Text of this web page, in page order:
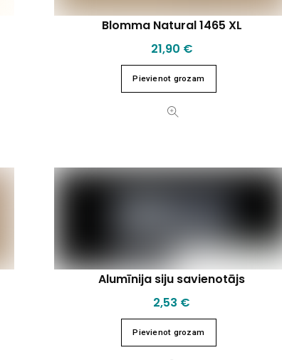
Blomma Natural 1465 XL
21,90 €
Pievienot grozam
Alumīnija siju savienotājs
2,53 €
Pievienot grozam